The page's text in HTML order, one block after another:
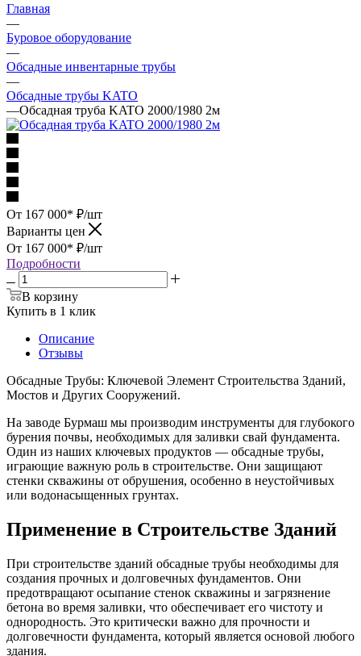
Главная
—
Буровое оборудование
—
Обсадные инвентарные трубы
—
Обсадные трубы KATO
—Обсадная труба KATO 2000/1980 2м
От 167 000* ₽/шт
Варианты цен
От 167 000* ₽/шт
Подробности
В корзину
Купить в 1 клик
Описание
Отзывы
Обсадные Трубы: Ключевой Элемент Строительства Зданий,
Мостов и Других Сооружений.
На заводе Бурмаш мы производим инструменты для глубокого
бурения почвы, необходимых для заливки свай фундамента.
Один из наших ключевых продуктов — обсадные трубы,
играющие важную роль в строительстве. Они защищают
стенки скважины от обрушения, особенно в неустойчивых
или водонасыщенных грунтах.
Применение в Строительстве Зданий
При строительстве зданий обсадные трубы необходимы для
создания прочных и долговечных фундаментов. Они
предотвращают осыпание стенок скважины и загрязнение
бетона во время заливки, что обеспечивает его чистоту и
однородность. Это критически важно для прочности и
долговечности фундамента, который является основой любого
здания.